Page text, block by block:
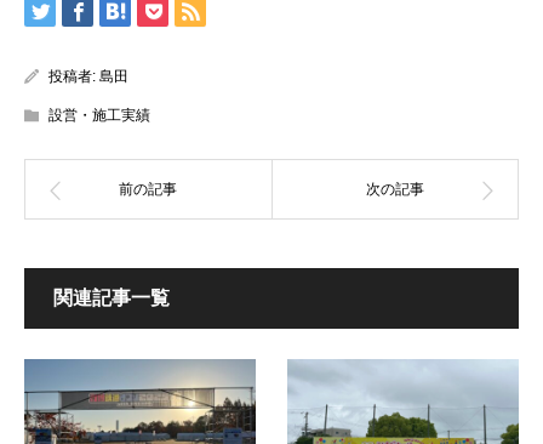
投稿者: 島田
設営・施工実績
関連記事一覧